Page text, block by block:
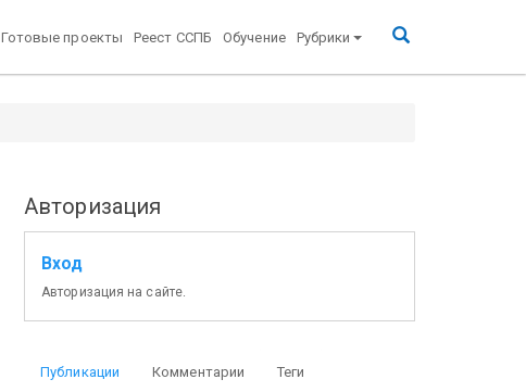
Готовые проекты Реест ССПБ Обучение Рубрики
Авторизация
Вход
Авторизация на сайте.
Публикации Комментарии Теги